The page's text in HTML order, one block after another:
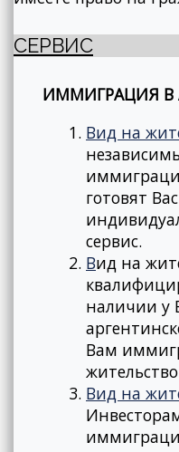
СЕРВИС
ИММИГРАЦИЯ В
Вид на
готовят
сервис.
Вид на
наличии у
Вам
Вид на